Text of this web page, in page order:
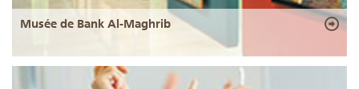
Musée de Bank Al-Maghrib